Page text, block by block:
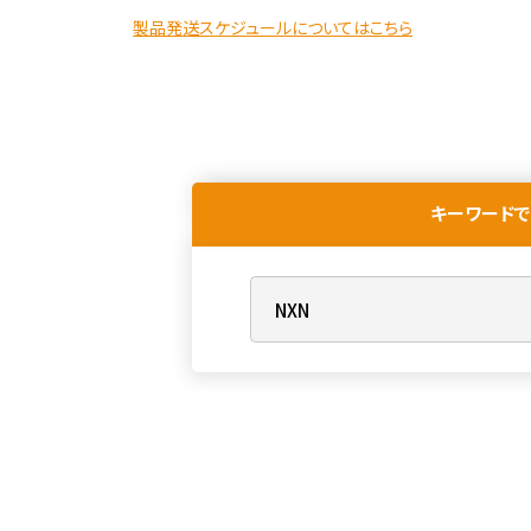
製品発送スケジュールについてはこちら
キーワード